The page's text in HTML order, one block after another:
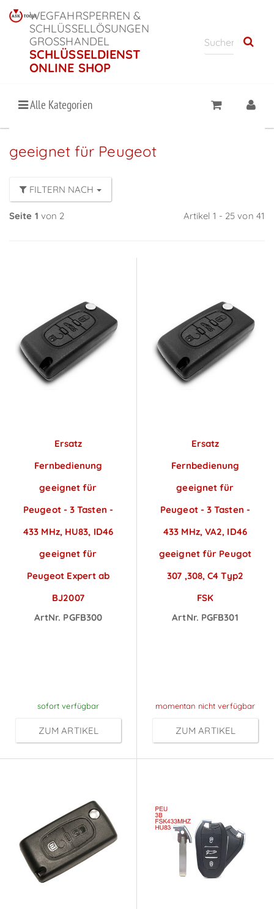
WEGFAHRSPERREN &
SCHLÜSSELLÖSUNGEN
GROSSHANDEL
SCHLÜSSELDIENST
ONLINE SHOP
Alle Kategorien
geeignet für Peugeot
FILTERN NACH
Seite 1 von 2 Artikel 1 - 25 von 41
Ersatz
Fernbedienung
geeignet für
Peugeot - 3 Tasten -
433 MHz, HU83, ID46
geeignet für
Peugeot Expert ab
BJ2007
ArtNr. PGFB300
sofort verfügbar
ZUM ARTIKEL
Ersatz
Fernbedienung
geeignet für
Peugeot - 3 Tasten -
433 MHz, VA2, ID46
geeignet für Peugot
307 ,308, C4 Typ2
FSK
ArtNr. PGFB301
momentan nicht verfügbar
ZUM ARTIKEL